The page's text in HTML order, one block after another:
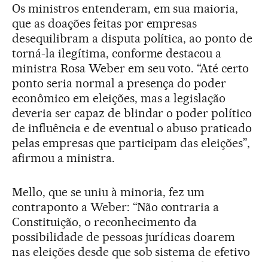
Os ministros entenderam, em sua maioria,
que as doações feitas por empresas
desequilibram a disputa política, ao ponto de
torná-la ilegítima, conforme destacou a
ministra Rosa Weber em seu voto. “Até certo
ponto seria normal a presença do poder
econômico em eleições, mas a legislação
deveria ser capaz de blindar o poder político
de influência e de eventual o abuso praticado
pelas empresas que participam das eleições”,
afirmou a ministra.
Mello, que se uniu à minoria, fez um
contraponto a Weber: “Não contraria a
Constituição, o reconhecimento da
possibilidade de pessoas jurídicas doarem
nas eleições desde que sob sistema de efetivo